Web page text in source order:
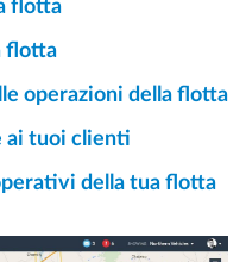
flotta
flotta
operazioni della flotta
ai tuoi clienti
della tua flotta